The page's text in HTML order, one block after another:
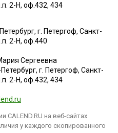
2-Н, оф.432, 434
г. Петергоф, Санкт-
2-Н, оф.440
Сергеевна
г. Петергоф, Санкт-
2-Н, оф.432, 434
на веб-сайтах
у каждого скопированного